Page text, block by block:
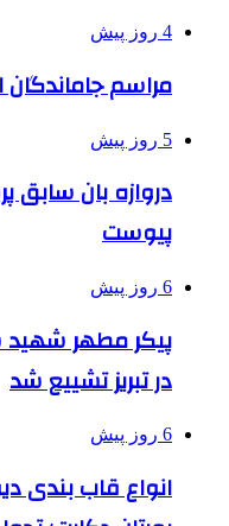
4 روز پیش
مراسم جاماندگان
5 روز پیش
دروازه بان
پیوست
6 روز پیش
پیکر مطهر شهید
در تبریز تشییع شد
6 روز پیش
انواع قاب بندی